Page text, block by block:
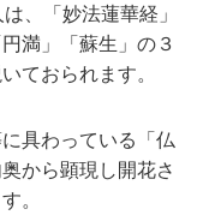
、「妙法蓮華経」
満」「蘇生」の３
ておられます。
具わっている「仏
から顕現し開花さ
。